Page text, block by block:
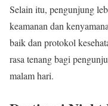
Selain itu, pengunjung
keamanan dan
baik dan protokol
rasa tenang bagi
malam hari.